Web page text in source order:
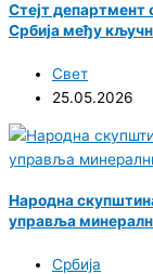
Стејт департмент
Србија међу
Свет
25.05.2026
Народна
управља
Србија